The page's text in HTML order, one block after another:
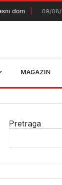
09/08/2026
MAGAZIN
Pretraga